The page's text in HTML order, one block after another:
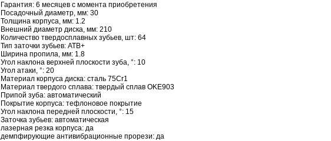
Гарантия: 6 месяцев с момента приобретения
Посадочный диаметр, мм: 30
Толщина корпуса, мм: 1.2
Внешний диаметр диска, мм: 210
Количество твердосплавных зубьев, шт: 64
Тип заточки зубьев: ATB+
Ширина пропила, мм: 1.8
Угол наклона верхней плоскости зуба, °: 10
Угол атаки, °: 20
Материал корпуса диска: сталь 75Cr1
Материал твердого сплава: твердый сплав OKE903
Припой зуба: автоматический
Покрытие корпуса: тефлоновое покрытие
Угол наклона передней плоскости, °: 15
Заточка зубьев: автоматическая
лазерная резка корпуса: да
демпфирующие антивибрационные прорези: да